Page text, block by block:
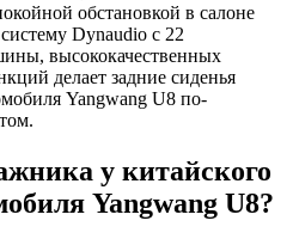
обстановкой в ​​салоне
Dynaudio с 22
высококачественных
делает задние сиденья
Yangwang U8 по-
у китайского
Yangwang U8?